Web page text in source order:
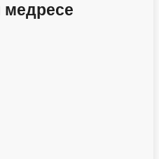
медресе